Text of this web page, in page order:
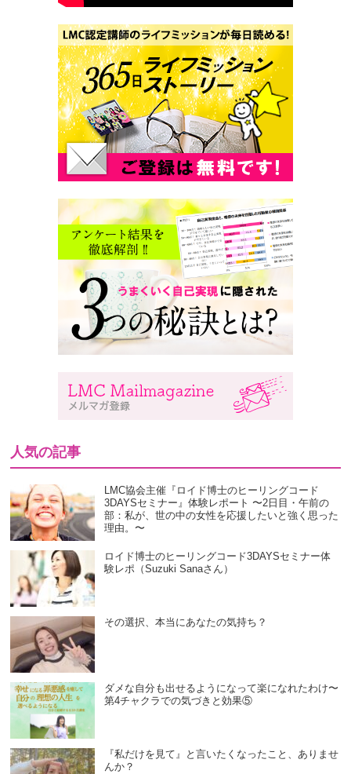
人気の記事
LMC協会主催『ロイド博士のヒーリングコード
3DAYSセミナー』体験レポート 〜2日目・午前の
部：私が、世の中の女性を応援したいと強く思った
理由。〜
ロイド博士のヒーリングコード3DAYSセミナー体
験レポ（Suzuki Sanaさん）
その選択、本当にあなたの気持ち？
ダメな自分も出せるようになって楽になれたわけ〜
第4チャクラでの気づきと効果⑤
『私だけを見て』と言いたくなったこと、ありませ
んか？